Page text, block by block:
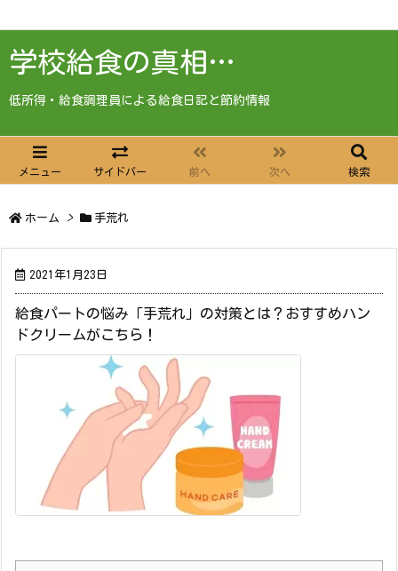
学校給食の真相…
低所得・給食調理員による給食日記と節約情報
メニュー サイドバー 前へ 次へ 検索
ホーム > 手荒れ
2021年1月23日
給食パートの悩み「手荒れ」の対策とは？おすすめハン
ドクリームがこちら！